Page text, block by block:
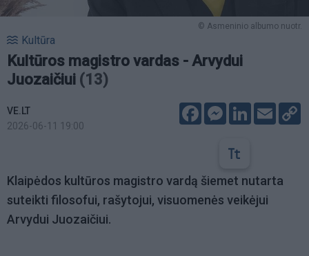
© Asmeninio albumo nuotr.
Kultūra
Kultūros magistro vardas - Arvydui
Juozaičiui (13)
VE.LT
2026-06-11 19:00
FacebookMessenger
LinkedIn
Email
Klaipėdos kultūros magistro vardą šiemet nutarta
suteikti filosofui, rašytojui, visuomenės veikėjui
Arvydui Juozaičiui.